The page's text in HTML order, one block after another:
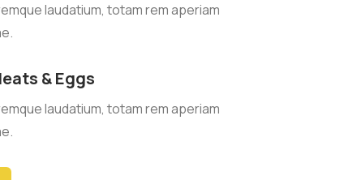
laudatium, totam rem aperiam
& Eggs
laudatium, totam rem aperiam